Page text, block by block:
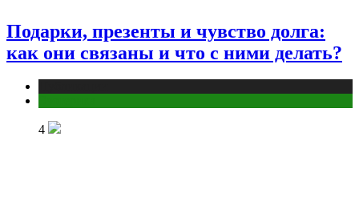
Подарки, презенты и чувство долга:
как они связаны и что с ними делать?
4